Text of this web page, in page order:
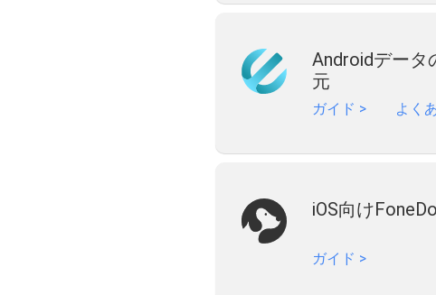
Androidデータ
元
ガイド > よく
iOS向け
ガイド >